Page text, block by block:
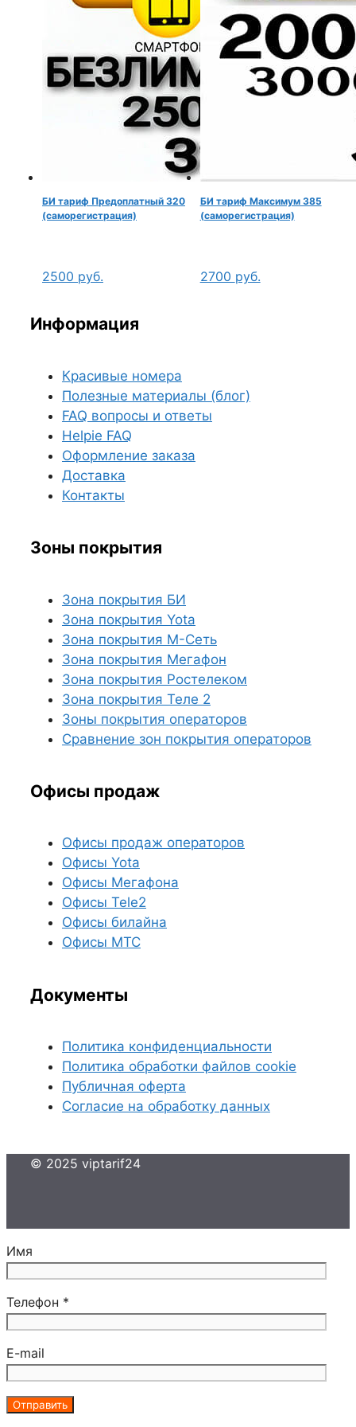
БИ тариф Предоплатный 320
(саморегистрация)
2500 руб.
БИ тариф Максимум 385
(саморегистрация)
2700 руб.
Информация
Красивые номера
Полезные материалы (блог)
FAQ вопросы и ответы
Helpie FAQ
Оформление заказа
Доставка
Контакты
Зоны покрытия
Зона покрытия БИ
Зона покрытия Yota
Зона покрытия М-Сеть
Зона покрытия Мегафон
Зона покрытия Ростелеком
Зона покрытия Теле 2
Зоны покрытия операторов
Сравнение зон покрытия операторов
Офисы продаж
Офисы продаж операторов
Офисы Yota
Офисы Мегафона
Офисы Tele2
Офисы билайна
Офисы МТС
Документы
Политика конфиденциальности
Политика обработки файлов cookie
Публичная оферта
Согласие на обработку данных
© 2025 viptarif24
Имя
Телефон *
E-mail